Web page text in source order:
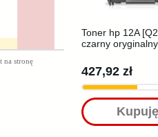
na stronę
Toner hp 12A
czarny oryginalny
427,92 zł
Kupuję